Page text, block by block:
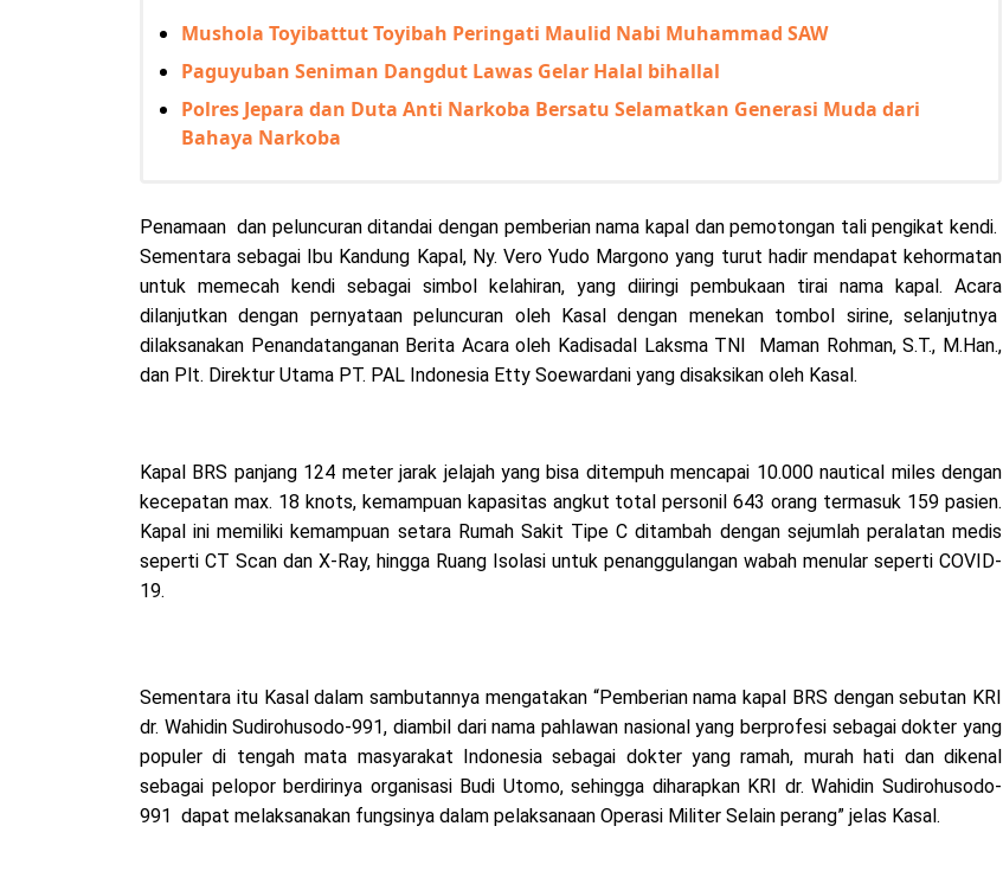
Mushola Toyibattut Toyibah Peringati Maulid Nabi Muhammad SAW
Paguyuban Seniman Dangdut Lawas Gelar Halal bihallal
Polres Jepara dan Duta Anti Narkoba Bersatu Selamatkan Generasi Muda dari
Bahaya Narkoba
Penamaan dan peluncuran ditandai dengan pemberian nama kapal dan pemotongan tali pengikat kendi.
Sementara sebagai Ibu Kandung Kapal, Ny. Vero Yudo Margono yang turut hadir mendapat kehormatan
untuk memecah kendi sebagai simbol kelahiran, yang diiringi pembukaan tirai nama kapal. Acara
dilanjutkan dengan pernyataan peluncuran oleh Kasal dengan menekan tombol sirine, selanjutnya
dilaksanakan Penandatanganan Berita Acara oleh Kadisadal Laksma TNI Maman Rohman, S.T., M.Han.,
dan Plt. Direktur Utama PT. PAL Indonesia Etty Soewardani yang disaksikan oleh Kasal.
Kapal BRS panjang 124 meter jarak jelajah yang bisa ditempuh mencapai 10.000 nautical miles dengan
kecepatan max. 18 knots, kemampuan kapasitas angkut total personil 643 orang termasuk 159 pasien.
Kapal ini memiliki kemampuan setara Rumah Sakit Tipe C ditambah dengan sejumlah peralatan medis
seperti CT Scan dan X-Ray, hingga Ruang Isolasi untuk penanggulangan wabah menular seperti COVID-
19.
Sementara itu Kasal dalam sambutannya mengatakan “Pemberian nama kapal BRS dengan sebutan KRI
dr. Wahidin Sudirohusodo-991, diambil dari nama pahlawan nasional yang berprofesi sebagai dokter yang
populer di tengah mata masyarakat Indonesia sebagai dokter yang ramah, murah hati dan dikenal
sebagai pelopor berdirinya organisasi Budi Utomo, sehingga diharapkan KRI dr. Wahidin Sudirohusodo-
991 dapat melaksanakan fungsinya dalam pelaksanaan Operasi Militer Selain perang” jelas Kasal.